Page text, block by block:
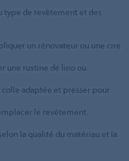
type de revêtement et des
un rénovateur ou une cire
une rustine de lino ou
colle adaptée et presser pour
le revêtement.
la qualité du matériau et la